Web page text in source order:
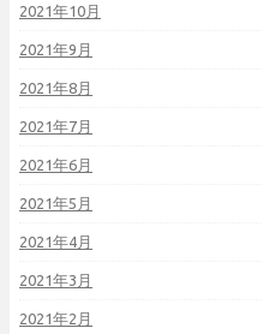
2021年10月
2021年9月
2021年8月
2021年7月
2021年6月
2021年5月
2021年4月
2021年3月
2021年2月